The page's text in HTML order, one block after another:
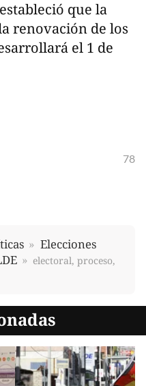
que la
renovación de los
el 1 de
78
Elecciones
electoral, proceso,